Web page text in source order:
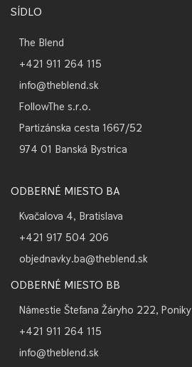
SÍDLO
The Blend
+421 911 264 115
info@theblend.sk
FollowThe s.r.o.
Partizánska cesta 1667/52
974 01 Banská Bystrica
ODBERNÉ MIESTO BA
Kvačalova 4, Bratislava
+421 917 504 206
objednavky.ba@theblend.sk
ODBERNÉ MIESTO BB
Námestie Štefana Žáryho 222, Poniky
+421 911 264 115
info@theblend.sk